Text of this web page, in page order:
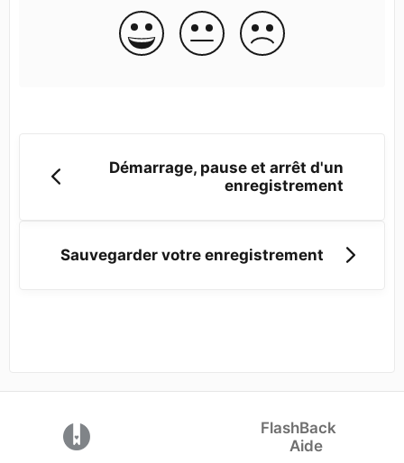
Démarrage, pause et arrêt d'un
enregistrement
Sauvegarder votre enregistrement
FlashBack
Aide